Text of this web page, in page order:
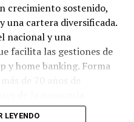
crecimiento sostenido,
una cartera diversificada.
nacional y una
facilita las gestiones de
y home banking. Forma
LEYENDO